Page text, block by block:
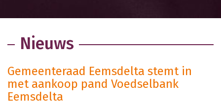
Nieuws
Gemeenteraad Eemsdelta stemt in
met aankoop pand Voedselbank
Eemsdelta